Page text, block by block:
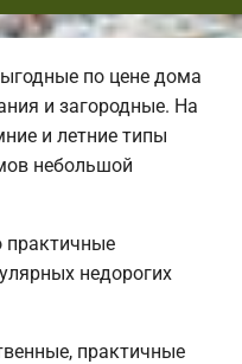
по цене дома
и загородные. На
и летние типы
небольшой
практичные
недорогих
практичные